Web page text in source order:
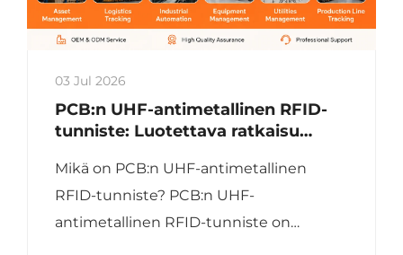
03 Jul 2026
PCB:n UHF-antimetallinen RFID-
tunniste: Luotettava ratkaisu
Mikä on PCB:n UHF-antimetallinen
RFID-tunniste? PCB:n UHF-
antimetallinen RFID-tunniste on